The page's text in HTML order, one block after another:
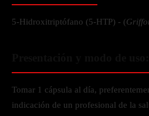
5-Hidroxitriptófano (5-HTP) - (
Tomar 1 cápsula al día,
indicación de un profesional de la